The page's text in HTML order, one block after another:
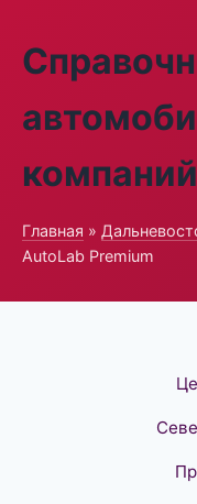
компаний
Главная »
AutoLab Premium